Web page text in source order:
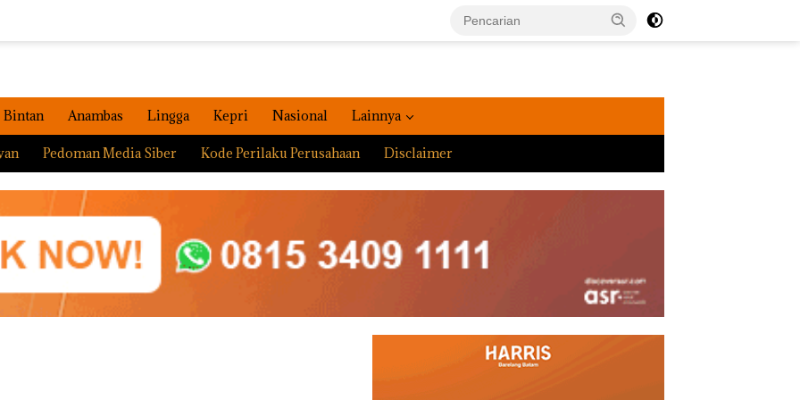
Bintan Anambas Lingga Kepri Nasional Lainnya
Pedoman Media Siber Kode Perilaku Perusahaan Disclaimer